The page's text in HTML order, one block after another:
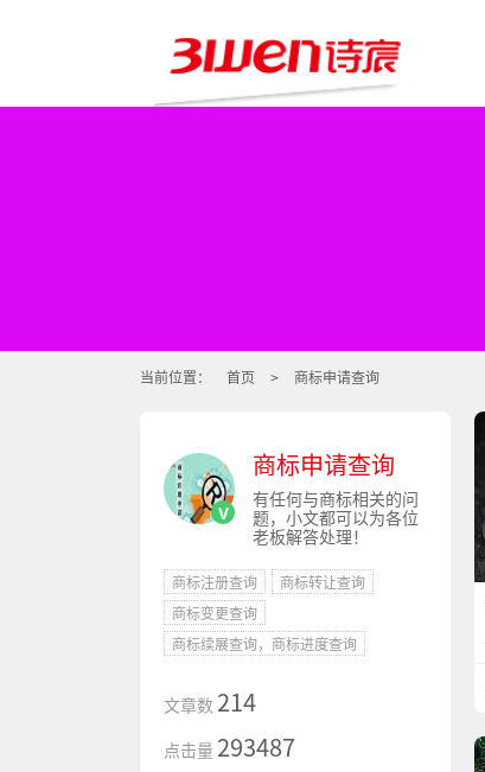
当前位置： 首页 > 商标申请查询
v
商标申请查询
有任何与商标相关的问
题，小文都可以为各位
老板解答处理！
商标注册查询
商标转让查询
商标变更查询
商标续展查询，商标进度查询
文章数 214
点击量 293487